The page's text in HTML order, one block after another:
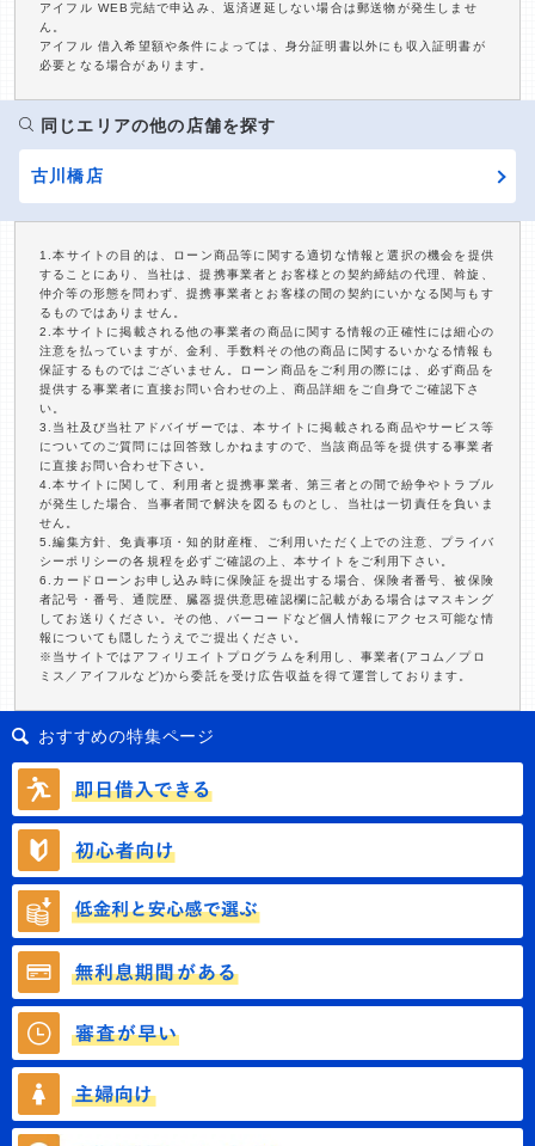
アイフル WEB完結で申込み、返済遅延しない場合は郵送物が発生しませ
ん。
アイフル 借入希望額や条件によっては、身分証明書以外にも収入証明書が
必要となる場合があります。
同じエリアの他の店舗を探す
古川橋店
1.本サイトの目的は、ローン商品等に関する適切な情報と選択の機会を提供
することにあり、当社は、提携事業者とお客様との契約締結の代理、斡旋、
仲介等の形態を問わず、提携事業者とお客様の間の契約にいかなる関与もす
るものではありません。
2.本サイトに掲載される他の事業者の商品に関する情報の正確性には細心の
注意を払っていますが、金利、手数料その他の商品に関するいかなる情報も
保証するものではございません。ローン商品をご利用の際には、必ず商品を
提供する事業者に直接お問い合わせの上、商品詳細をご自身でご確認下さ
い。
3.当社及び当社アドバイザーでは、本サイトに掲載される商品やサービス等
についてのご質問には回答致しかねますので、当該商品等を提供する事業者
に直接お問い合わせ下さい。
4.本サイトに関して、利用者と提携事業者、第三者との間で紛争やトラブル
が発生した場合、当事者間で解決を図るものとし、当社は一切責任を負いま
せん。
5.編集方針、免責事項・知的財産権、ご利用いただく上での注意、プライバ
シーポリシーの各規程を必ずご確認の上、本サイトをご利用下さい。
6.カードローンお申し込み時に保険証を提出する場合、保険者番号、被保険
者記号・番号、通院歴、臓器提供意思確認欄に記載がある場合はマスキング
してお送りください。その他、バーコードなど個人情報にアクセス可能な情
報についても隠したうえでご提出ください。
※当サイトではアフィリエイトプログラムを利用し、事業者(アコム／プロ
ミス／アイフルなど)から委託を受け広告収益を得て運営しております。
おすすめの特集ページ